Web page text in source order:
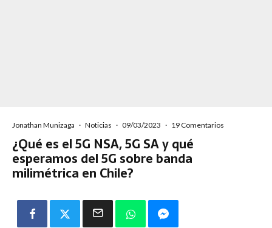
Jonathan Munizaga · Noticias · 09/03/2023 · 19 Comentarios
¿Qué es el 5G NSA, 5G SA y qué
esperamos del 5G sobre banda
milimétrica en Chile?